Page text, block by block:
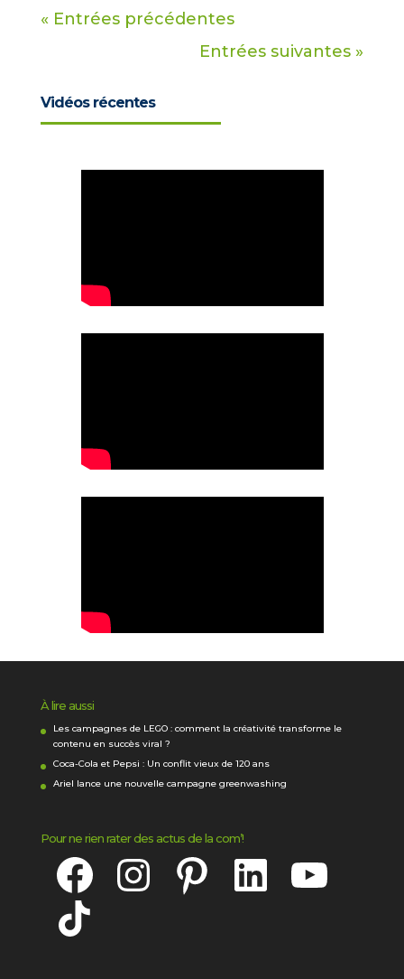
« Entrées précédentes
Entrées suivantes »
Vidéos récentes
À lire aussi
Les campagnes de LEGO : comment la créativité transforme le
contenu en succès viral ?
Coca-Cola et Pepsi : Un conflit vieux de 120 ans
Ariel lance une nouvelle campagne greenwashing
Pour ne rien rater des actus de la com’!
Facebook Instagram Pinterest LinkedIn
TikTok